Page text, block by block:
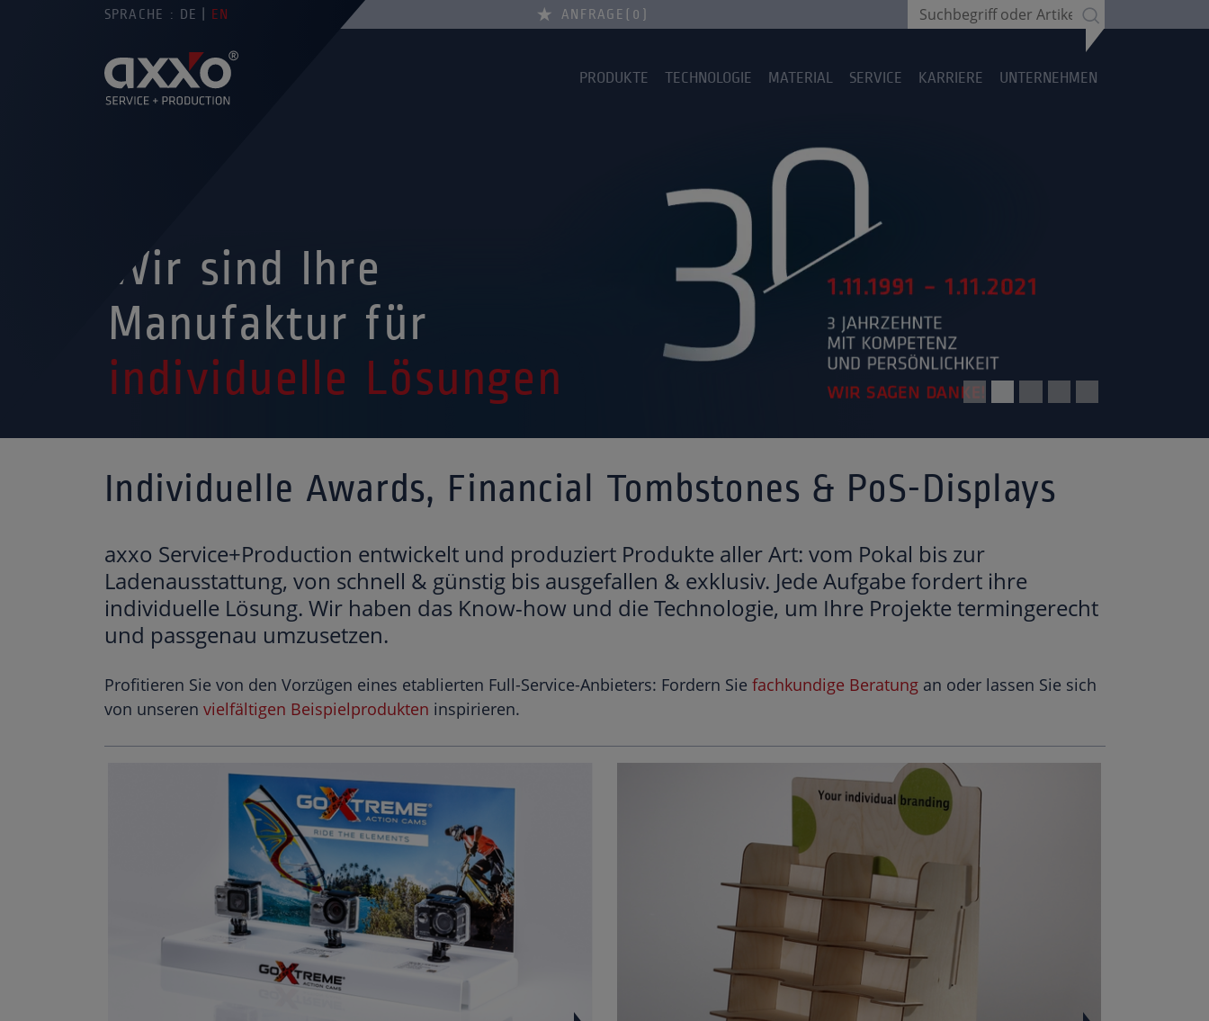
SPRACHE : DE EN ANFRAGE 0
PRODUKTE TECHNOLOGIE MATERIAL SERVICE KARRIERE UNTERNEHMEN
Wir sind Ihre
Manufaktur für
individuelle Lösungen
Individuelle Awards, Financial Tombstones & PoS-Displays
axxo Service+Production entwickelt und produziert Produkte aller Art: vom Pokal bis zur
Ladenausstattung, von schnell & günstig bis ausgefallen & exklusiv. Jede Aufgabe fordert ihre
individuelle Lösung. Wir haben das Know-how und die Technologie, um Ihre Projekte termingerecht
und passgenau umzusetzen.
Profitieren Sie von den Vorzügen eines etablierten Full-Service-Anbieters: Fordern Sie fachkundige Beratungan oder lassen Sie sich
von unseren vielfältigen Beispielprodukten inspirieren.